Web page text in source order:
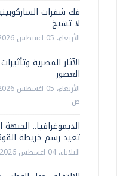
فك شفرات
لا تشيخ
الأربعاء، 05 اغسطس 2026 12:00 م
الآثار المصرية
العصور
ص
الديموغرافيا..
تعيد رسم خريطة
الثلاثاء، 04 اغسطس 2026 10:36 ص